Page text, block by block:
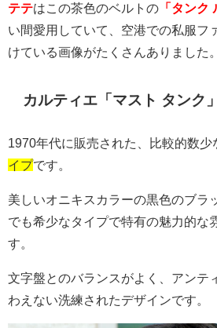
テテはこの茶色のベルトの 「タンク
い間愛用していて、空港での私服フ
けている画像がたくさんありました。
カルティエ「マスト タンク」
1970年代に販売された、比較的数少
イプです。
美しいオニキスカラーの黒色のブラ
でも希少なタイプで特有の魅力的な
す。
文字盤とのバランスがよく、アンテ
わえない洗練されたデザインです。